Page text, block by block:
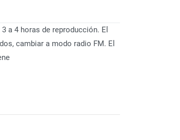
a 4 horas de reproducción. El
cambiar a modo radio FM. El